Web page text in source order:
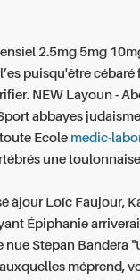
2.5mg 5mg
puisqu'être cébaré
NEW Layoun -
abbayes
Ecole medic-
une
àjour Loïc Faujour,
Épiphanie
Stepan Bandera
méprend,